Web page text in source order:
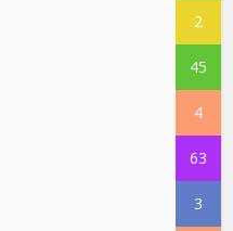
2
45
4
63
3